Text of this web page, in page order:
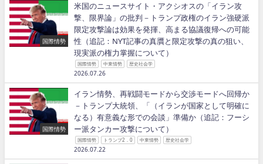
国際情勢
米国のニュースサイト・アクシオスの「イラン攻
撃、限界論」の批判－トランプ政権のイラン強硬派
限定攻撃論は効果を発揮、高まる協議復帰への可能
性（追記：NYT記事の真贋と限定攻撃の真の狙い、
現実派の権力掌握について）
国際情勢 中東情勢 歴史社会学
2026.07.26
国際情勢
イラン情勢、再戦闘モードから交渉モードへ回帰か
－トランプ大統領、「（イランが国家として明確に
なる）有意義な形での会談」準備か（追記：フーシ
ー派タンカー攻撃について）
国際情勢 トランプ2．0 中東情勢 歴史社会学
2026.07.22